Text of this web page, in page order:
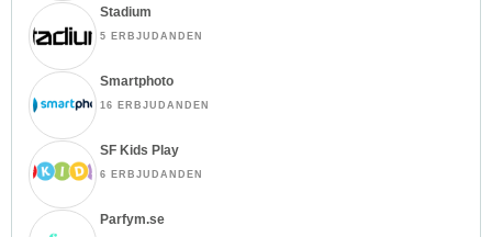
Stadium
5 ERBJUDANDEN
Smartphoto
16 ERBJUDANDEN
SF Kids Play
6 ERBJUDANDEN
Parfym.se